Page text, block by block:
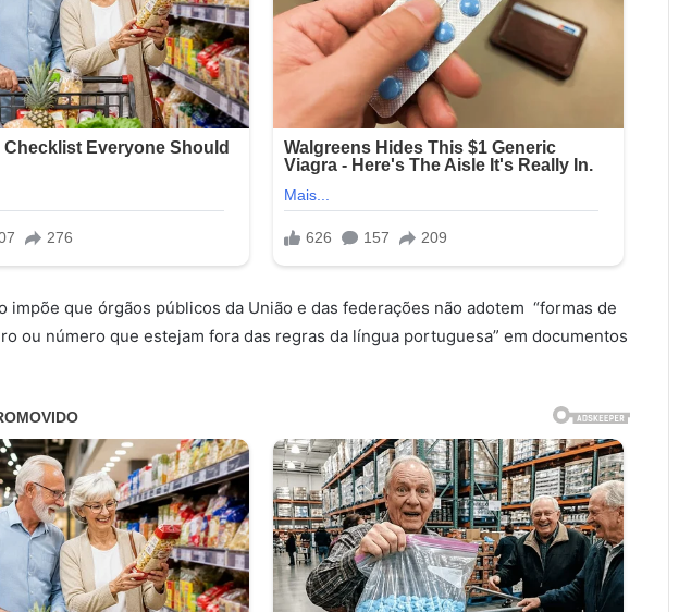
impõe que órgãos públicos da União e das federações não adotem “formas de
ou número que estejam fora das regras da língua portuguesa” em documentos